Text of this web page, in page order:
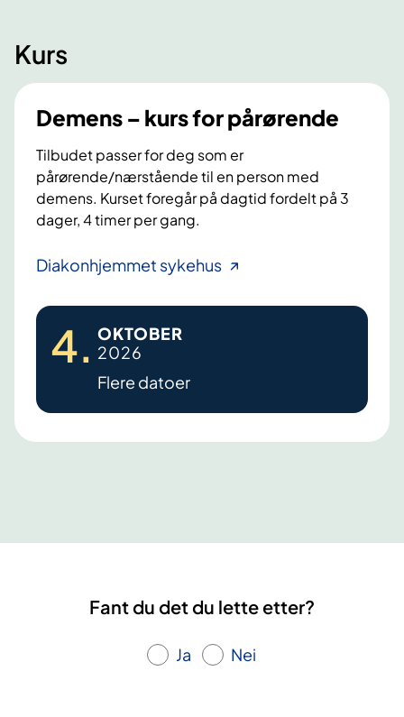
Kurs
Demens – kurs for pårørende
Tilbudet passer for deg som er
pårørende/nærstående til en person med
demens. Kurset foregår på dagtid fordelt på 3
dager, 4 timer per gang.
Diakonhjemmet sykehusD
m
–
p
r
4. OKTOBER
2026
Flere datoer
Fant du det du lette etter?
Ja Nei